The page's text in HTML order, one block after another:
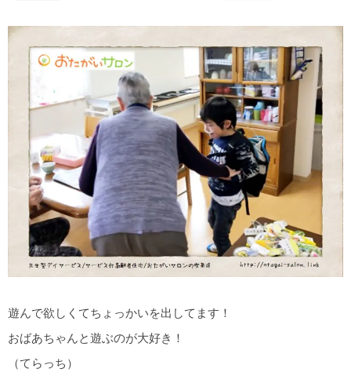
遊んで欲しくてちょっかいを出してます！
おばあちゃんと遊ぶのが大好き！
（てらっち）